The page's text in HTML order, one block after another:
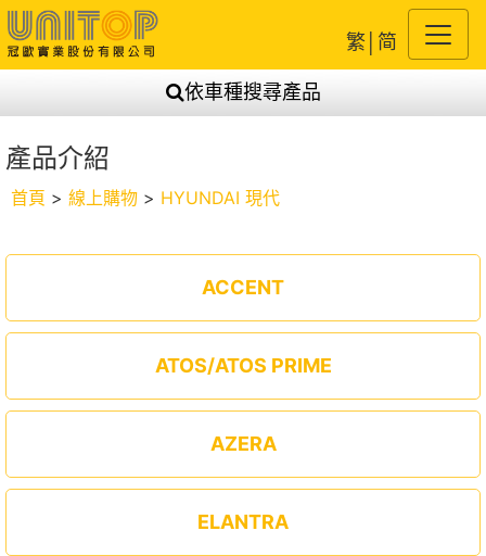
繁 简
依車種搜尋產品
產品介紹
首頁 > 線上購物 > HYUNDAI 現代
ACCENT
ATOS/ATOS PRIME
AZERA
ELANTRA